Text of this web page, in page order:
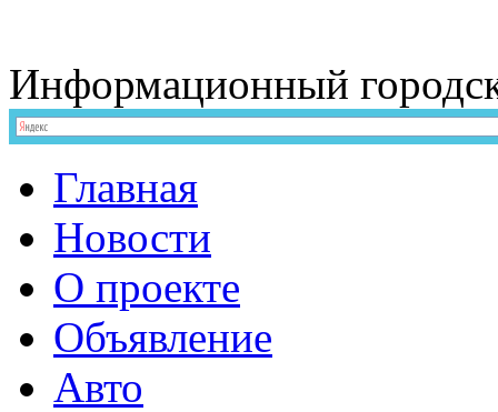
Информационный
Главная
Новости
О проекте
Объявление
Авто